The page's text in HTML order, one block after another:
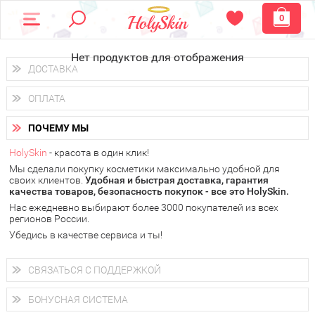
0
Нет продуктов для отображения
ДОСТАВКА
Доставка осуществляетсяпо всем городам России.
Вы можете выбрать доставку курьером, Почтой России или
получить заказ в пунктах выдачи PickPoint или пункте
самовывоза.
В 20 городах России доставка осуществляется ужена
следующий день.
у Вас всегда есть возможность получитьбесплатную
доставку от HolySkin.
подробнее об условиях доставки и оплаты в Вашем городе
ОПЛАТА
Вы можете оплатить свой заказ любым удобным способом:
наличными деньгами (
через интернет-банк (Альфа-банк, Сбербанк) и другими
электронными способами.
ПОЧЕМУ МЫ
HolySkin - красота в один клик!
Мы сделали покупку косметики максимально удобной для
своих клиентов. Удобная и быстрая доставка, гарантия
качества товаров, безопасность покупок - все это HolySkin.
Нас ежедневно выбирают более 3000 покупателей из всех
регионов России.
Убедись в качестве сервиса и ты!
СВЯЗАТЬСЯ С ПОДДЕРЖКОЙ
+7 (800) 707-24-55
Мы будем рады ответить на все Ваши вопросы по работе
магазина, проконсультировать по товарам, рассказать о
БОНУСНАЯ СИСТЕМА